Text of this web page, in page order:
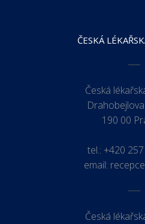
ČESKÁ
Česká
190 00
tel.: +420
email:
Česká